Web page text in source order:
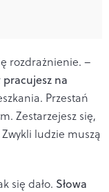
rozdrażnienie. –
pracujesz na
Przestań
Zestarzejesz się,
ludzie muszą
się dało. Słowa